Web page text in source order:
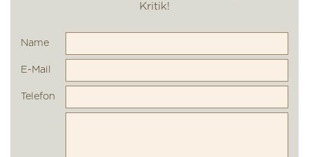
Name
E-Mail
Telefon